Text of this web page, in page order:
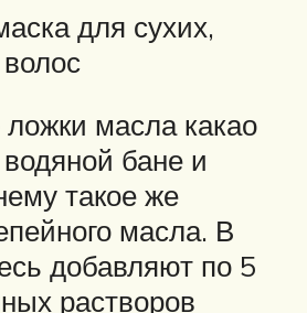
для сухих,
масла какао
бане и
такое же
масла. В
добавляют по 5
растворов